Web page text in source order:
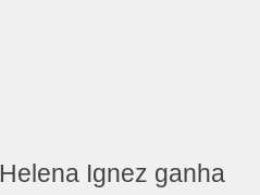
Helena Ignez ganha